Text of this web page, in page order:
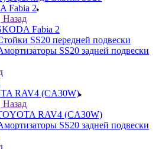
Fabia 2
Назад
Fabia 2
SS20 передней подвески
SS20 задней подвески
RAV4 (CA30W)
Назад
RAV4 (CA30W)
SS20 задней подвески